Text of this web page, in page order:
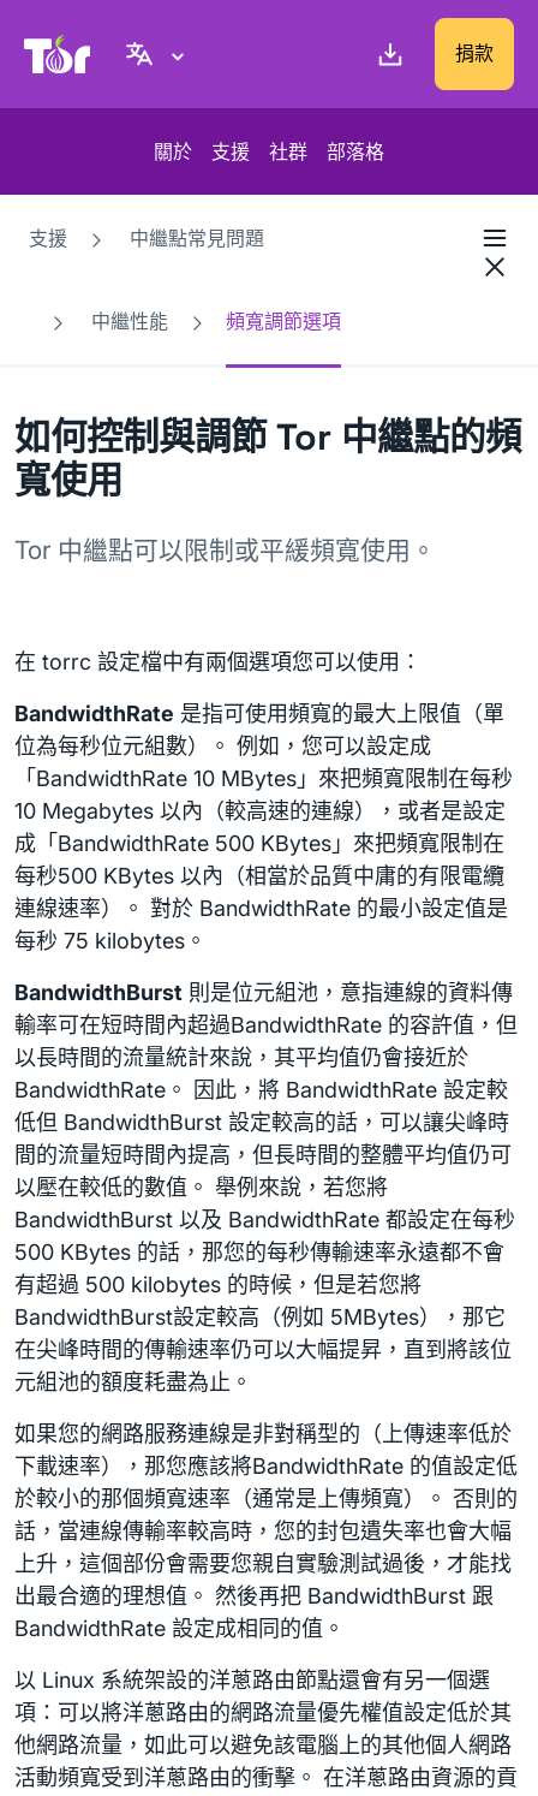
Tor Project 網站 捐款
關於 支援 社群 部落格
支援 中繼點常見問題
中繼性能 頻寬調節選項
如何控制與調節 Tor 中繼點的頻
寬使用
Tor 中繼點可以限制或平緩頻寬使用。
在 torrc 設定檔中有兩個選項您可以使用：
BandwidthRate 是指可使用頻寬的最大上限值（單
位為每秒位元組數）。 例如，您可以設定成
「BandwidthRate 10 MBytes」來把頻寬限制在每秒
10 Megabytes 以內（較高速的連線），或者是設定
成「BandwidthRate 500 KBytes」來把頻寬限制在
每秒500 KBytes 以內（相當於品質中庸的有限電纜
連線速率）。 對於 BandwidthRate 的最小設定值是
每秒 75 kilobytes。
BandwidthBurst 則是位元組池，意指連線的資料傳
輸率可在短時間內超過BandwidthRate 的容許值，但
以長時間的流量統計來說，其平均值仍會接近於
BandwidthRate。 因此，將 BandwidthRate 設定較
低但 BandwidthBurst 設定較高的話，可以讓尖峰時
間的流量短時間內提高，但長時間的整體平均值仍可
以壓在較低的數值。 舉例來說，若您將
BandwidthBurst 以及 BandwidthRate 都設定在每秒
500 KBytes 的話，那您的每秒傳輸速率永遠都不會
有超過 500 kilobytes 的時候，但是若您將
BandwidthBurst設定較高（例如 5MBytes），那它
在尖峰時間的傳輸速率仍可以大幅提昇，直到將該位
元組池的額度耗盡為止。
如果您的網路服務連線是非對稱型的（上傳速率低於
下載速率），那您應該將BandwidthRate 的值設定低
於較小的那個頻寬速率（通常是上傳頻寬）。 否則的
話，當連線傳輸率較高時，您的封包遺失率也會大幅
上升，這個部份會需要您親自實驗測試過後，才能找
出最合適的理想值。 然後再把 BandwidthBurst 跟
BandwidthRate 設定成相同的值。
以 Linux 系統架設的洋蔥路由節點還會有另一個選
項：可以將洋蔥路由的網路流量優先權值設定低於其
他網路流量，如此可以避免該電腦上的其他個人網路
活動頻寬受到洋蔥路由的衝擊。 在洋蔥路由資源的貢